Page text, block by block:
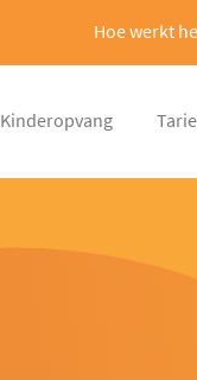
Hoe werkt
Kinderopvang